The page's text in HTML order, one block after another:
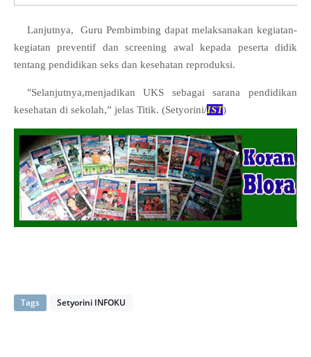
Lanjutnya, Guru Pembimbing dapat melaksanakan kegiatan-
kegiatan preventif dan screening awal kepada peserta didik
tentang pendidikan seks dan kesehatan reproduksi.
"Selanjutnya,menjadikan UKS sebagai sarana pendidikan
kesehatan di sekolah,” jelas Titik. (Setyorini/IST)
Tags Setyorini INFOKU